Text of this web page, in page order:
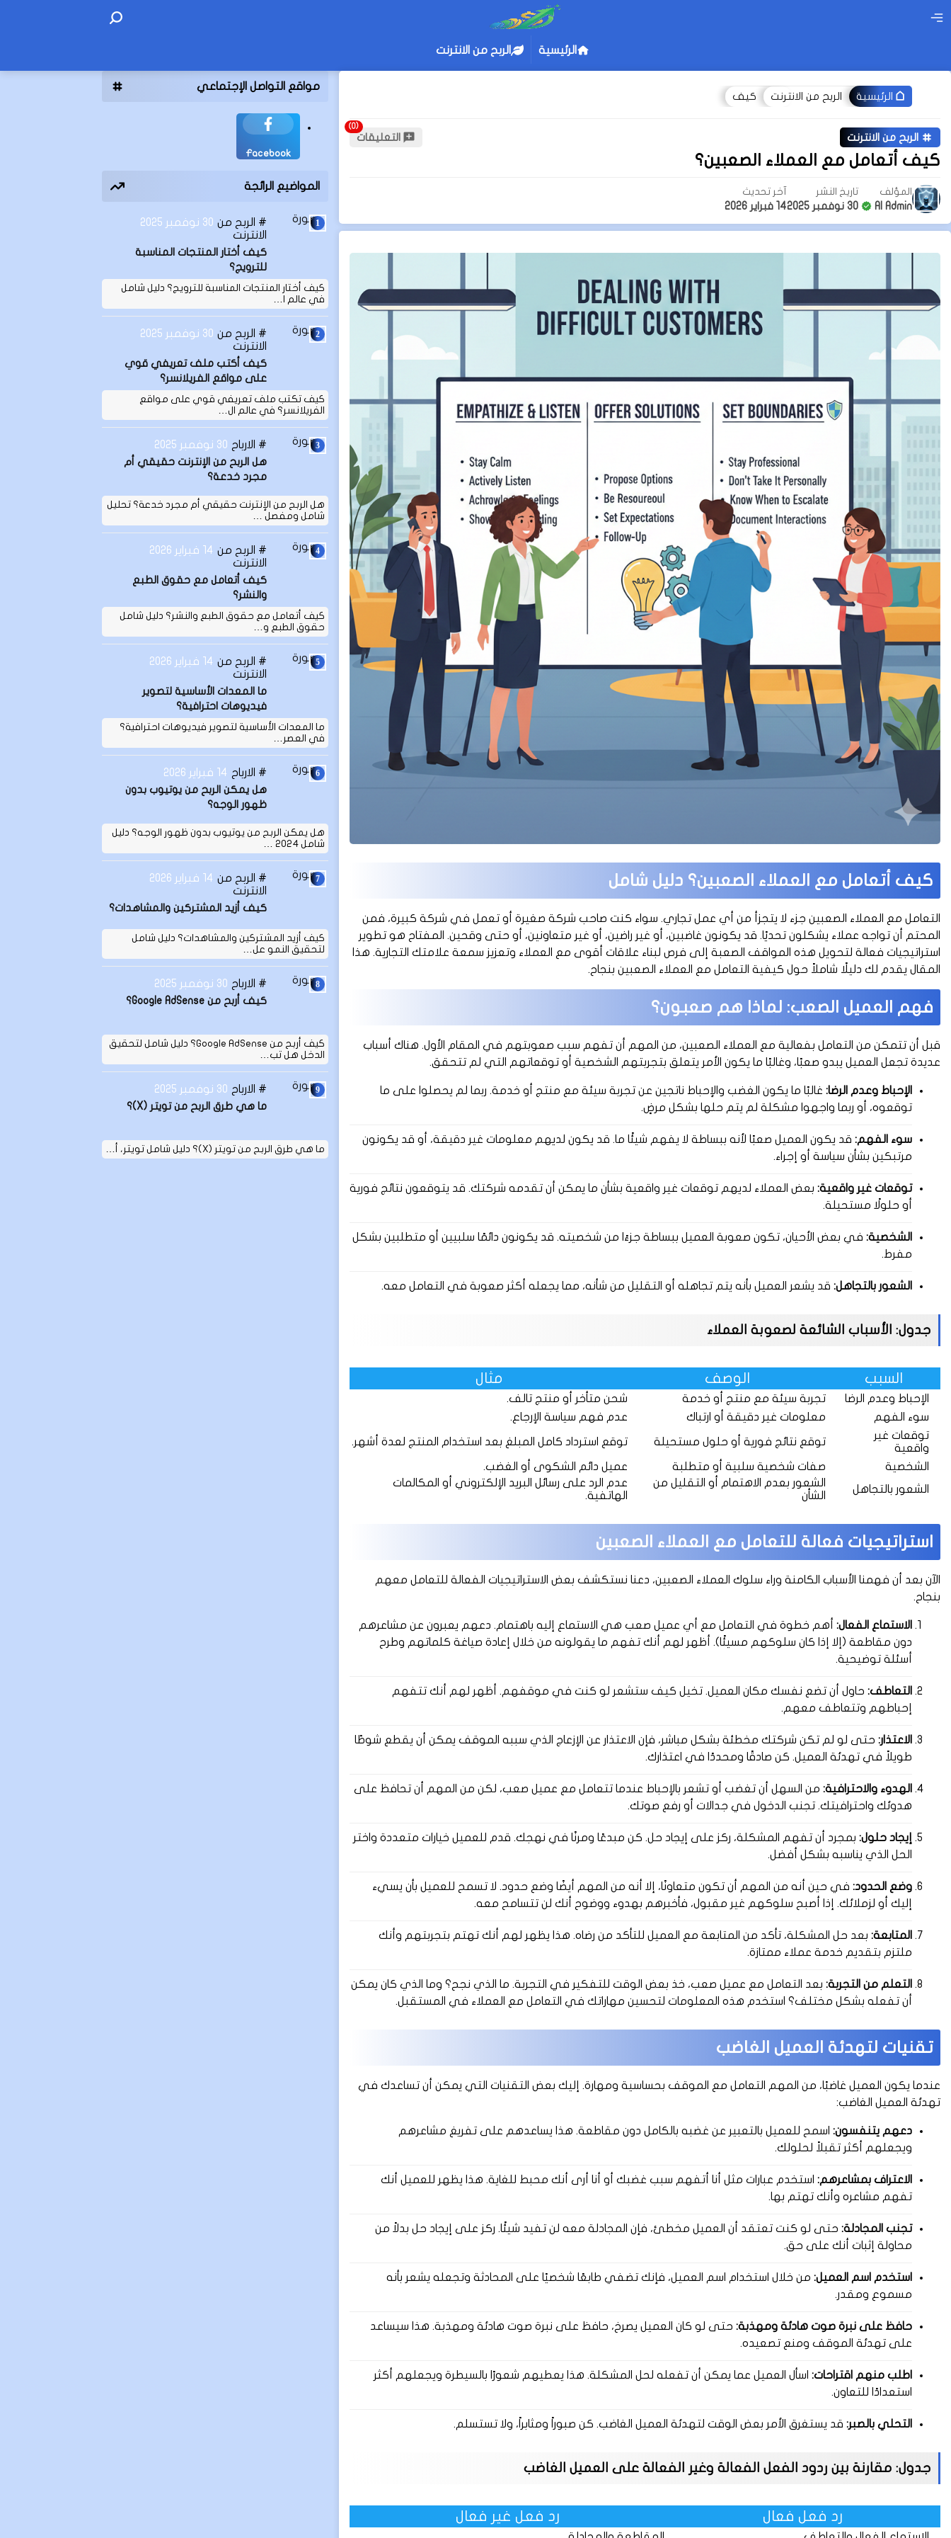
الرئيسية الربح من الانترنت
الرئيسية الربح من الانترنت كيف
الربح من الانترنت التعليقات
كيف أتعامل مع العملاء الصعبين؟
المؤلف
AI Admin
تاريخ النشر
30 نوفمبر 2025
آخر تحديث
14 فبراير 2026
كيف أتعامل مع العملاء الصعبين؟ دليل شامل
التعامل مع العملاء الصعبين جزء لا يتجزأ من أي عمل تجاري. سواء كنت صاحب شركة صغيرة أو تعمل في شركة كبيرة، فمن
المحتم أن تواجه عملاء يشكلون تحديًا. قد يكونون غاضبين، أو غير راضين، أو غير متعاونين، أو حتى وقحين. المفتاح هو تطوير
استراتيجيات فعالة لتحويل هذه المواقف الصعبة إلى فرص لبناء علاقات أقوى مع العملاء وتعزيز سمعة علامتك التجارية. هذا
المقال يقدم لك دليلًا شاملاً حول كيفية التعامل مع العملاء الصعبين بنجاح.
فهم العميل الصعب: لماذا هم صعبون؟
قبل أن تتمكن من التعامل بفعالية مع العملاء الصعبين، من المهم أن تفهم سبب صعوبتهم في المقام الأول. هناك أسباب
عديدة تجعل العميل يبدو صعبًا، وغالبًا ما يكون الأمر يتعلق بتجربتهم الشخصية أو توقعاتهم التي لم تتحقق.
الإحباط وعدم الرضا: غالبًا ما يكون الغضب والإحباط ناتجين عن تجربة سيئة مع منتج أو خدمة. ربما لم يحصلوا على ما
توقعوه، أو ربما واجهوا مشكلة لم يتم حلها بشكل مرضٍ.
سوء الفهم: قد يكون العميل صعبًا لأنه ببساطة لا يفهم شيئًا ما. قد يكون لديهم معلومات غير دقيقة، أو قد يكونون
مرتبكين بشأن سياسة أو إجراء.
توقعات غير واقعية: بعض العملاء لديهم توقعات غير واقعية بشأن ما يمكن أن تقدمه شركتك. قد يتوقعون نتائج فورية
أو حلولًا مستحيلة.
الشخصية: في بعض الأحيان، تكون صعوبة العميل ببساطة جزءًا من شخصيته. قد يكونون دائمًا سلبيين أو متطلبين بشكل
مفرط.
الشعور بالتجاهل: قد يشعر العميل بأنه يتم تجاهله أو التقليل من شأنه، مما يجعله أكثر صعوبة في التعامل معه.
جدول: الأسباب الشائعة لصعوبة العملاء
السبب الوصف مثال
الإحباط وعدم الرضا تجربة سيئة مع منتج أو خدمة
شحن متأخر أو منتج تالف.
سوء الفهم
معلومات غير دقيقة أو ارتباك
عدم فهم سياسة الإرجاع.
توقعات غير
واقعية
توقع نتائج فورية أو حلول مستحيلة توقع استرداد كامل المبلغ بعد استخدام المنتج لعدة أشهر.
الشخصية صفات شخصية سلبية أو متطلبة
عميل دائم الشكوى أو الغضب.
الشعور بالتجاهل
الشعور بعدم الاهتمام أو التقليل من
الشأن
عدم الرد على رسائل البريد الإلكتروني أو المكالمات
الهاتفية.
استراتيجيات فعالة للتعامل مع العملاء الصعبين
الآن بعد أن فهمنا الأسباب الكامنة وراء سلوك العملاء الصعبين، دعنا نستكشف بعض الاستراتيجيات الفعالة للتعامل معهم
بنجاح.
الاستماع الفعال: أهم خطوة في التعامل مع أي عميل صعب هي الاستماع إليه باهتمام. دعهم يعبرون عن مشاعرهم
دون مقاطعة (إلا إذا كان سلوكهم مسيئًا). أظهر لهم أنك تفهم ما يقولونه من خلال إعادة صياغة كلماتهم وطرح
أسئلة توضيحية.
التعاطف: حاول أن تضع نفسك مكان العميل. تخيل كيف ستشعر لو كنت في موقفهم. أظهر لهم أنك تتفهم
إحباطهم وتتعاطف معهم.
الاعتذار: حتى لو لم تكن شركتك مخطئة بشكل مباشر، فإن الاعتذار عن الإزعاج الذي سببه الموقف يمكن أن يقطع شوطًا
طويلاً في تهدئة العميل. كن صادقًا ومحددًا في اعتذارك.
الهدوء والاحترافية: من السهل أن تغضب أو تشعر بالإحباط عندما تتعامل مع عميل صعب، لكن من المهم أن تحافظ على
هدوئك واحترافيتك. تجنب الدخول في جدالات أو رفع صوتك.
إيجاد حلول: بمجرد أن تفهم المشكلة، ركز على إيجاد حل. كن مبدعًا ومرنًا في نهجك. قدم للعميل خيارات متعددة واختر
الحل الذي يناسبه بشكل أفضل.
وضع الحدود: في حين أنه من المهم أن تكون متعاونًا، إلا أنه من المهم أيضًا وضع حدود. لا تسمح للعميل بأن يسيء
إليك أو لزملائك. إذا أصبح سلوكهم غير مقبول، فأخبرهم بهدوء ووضوح أنك لن تتسامح معه.
المتابعة: بعد حل المشكلة، تأكد من المتابعة مع العميل للتأكد من رضاه. هذا يظهر لهم أنك تهتم بتجربتهم وأنك
ملتزم بتقديم خدمة عملاء ممتازة.
التعلم من التجربة: بعد التعامل مع عميل صعب، خذ بعض الوقت للتفكير في التجربة. ما الذي نجح؟ وما الذي كان يمكن
أن تفعله بشكل مختلف؟ استخدم هذه المعلومات لتحسين مهاراتك في التعامل مع العملاء في المستقبل.
تقنيات لتهدئة العميل الغاضب
عندما يكون العميل غاضبًا، من المهم التعامل مع الموقف بحساسية ومهارة. إليك بعض التقنيات التي يمكن أن تساعدك في
تهدئة العميل الغاضب:
دعهم يتنفسون: اسمح للعميل بالتعبير عن غضبه بالكامل دون مقاطعة. هذا يساعدهم على تفريغ مشاعرهم
ويجعلهم أكثر تقبلاً لحلولك.
الاعتراف بمشاعرهم: استخدم عبارات مثل أنا أتفهم سبب غضبك أو أنا أرى أنك محبط للغاية. هذا يظهر للعميل أنك
تفهم مشاعره وأنك تهتم بها.
تجنب المجادلة: حتى لو كنت تعتقد أن العميل مخطئ، فإن المجادلة معه لن تفيد شيئًا. ركز على إيجاد حل بدلاً من
محاولة إثبات أنك على حق.
استخدم اسم العميل: من خلال استخدام اسم العميل، فإنك تضفي طابعًا شخصيًا على المحادثة وتجعله يشعر بأنه
مسموع ومقدر.
حافظ على نبرة صوت هادئة ومهذبة: حتى لو كان العميل يصرخ، حافظ على نبرة صوت هادئة ومهذبة. هذا سيساعد
على تهدئة الموقف ومنع تصعيده.
اطلب منهم اقتراحات: اسأل العميل عما يمكن أن تفعله لحل المشكلة. هذا يعطيهم شعورًا بالسيطرة ويجعلهم أكثر
استعدادًا للتعاون.
التحلي بالصبر: قد يستغرق الأمر بعض الوقت لتهدئة العميل الغاضب. كن صبوراً ومثابراً، ولا تستسلم.
جدول: مقارنة بين ردود الفعل الفعالة وغير الفعالة على العميل الغاضب
رد فعل فعال رد فعل غير فعال
مواقع التواصل الإجتماعي
Facebook
المواضيع الرائجة
الربح من
الانترنت
30 نوفمبر 2025
كيف أختار المنتجات المناسبة
للترويج؟
كيف أختار المنتجات المناسبة للترويج؟ دليل شامل
في عالم ا…
الربح من
الانترنت
30 نوفمبر 2025
كيف أكتب ملف تعريفي قوي
على مواقع الفريلانسر؟
كيف تكتب ملف تعريفي قوي على مواقع
الفريلانسر؟ في عالم ال…
الارباح 30 نوفمبر 2025
هل الربح من الإنترنت حقيقي أم
مجرد خدعة؟
هل الربح من الإنترنت حقيقي أم مجرد خدعة؟ تحليل
شامل ومفصل …
الربح من
الانترنت
14 فبراير 2026
كيف أتعامل مع حقوق الطبع
والنشر؟
كيف أتعامل مع حقوق الطبع والنشر؟ دليل شامل
حقوق الطبع و…
الربح من
الانترنت
14 فبراير 2026
ما المعدات الأساسية لتصوير
فيديوهات احترافية؟
ما المعدات الأساسية لتصوير فيديوهات احترافية؟
في العصر…
الارباح 14 فبراير 2026
هل يمكن الربح من يوتيوب بدون
ظهور الوجه؟
هل يمكن الربح من يوتيوب بدون ظهور الوجه؟ دليل
شامل 2024 …
الربح من
الانترنت
14 فبراير 2026
كيف أزيد المشتركين والمشاهدات؟
كيف أزيد المشتركين والمشاهدات؟ دليل شامل
لتحقيق النمو عل…
الارباح 30 نوفمبر 2025
كيف أربح من Google AdSense؟
كيف أربح من Google AdSense؟ دليل شامل لتحقيق
الدخل هل تب…
الارباح 30 نوفمبر 2025
ما هي طرق الربح من تويتر (X)؟
ما هي طرق الربح من تويتر (X)؟ دليل شامل تويتر، أ…